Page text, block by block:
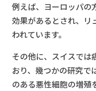
例えば、ヨーロッパの
効果があるとされ、リ
われています。
その他に、スイスでは
おり、幾つかの研究で
のある悪性細胞の増殖